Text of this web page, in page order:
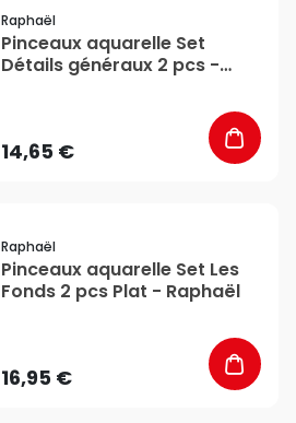
Raphaël
Pinceaux aquarelle Set
Détails généraux 2 pcs -
14,65 €
Raphaël
Pinceaux aquarelle Set Les
Fonds 2 pcs Plat - Raphaël
16,95 €